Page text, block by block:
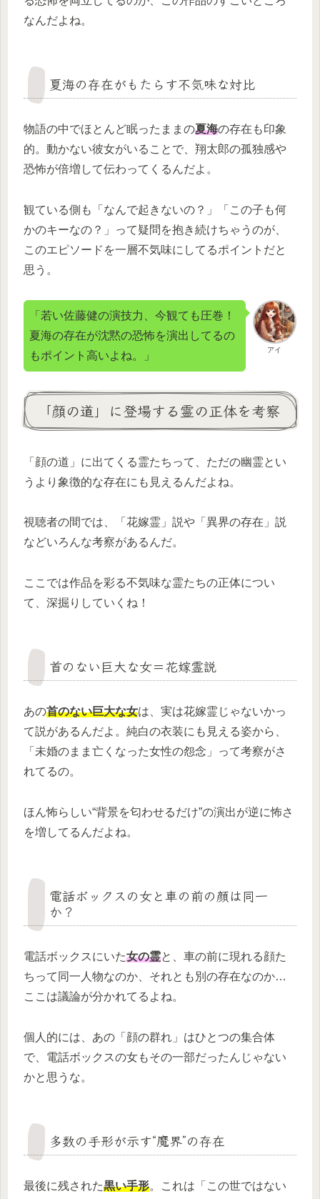
なんだよね。
夏海の存在がもたらす不気味な対比
物語の中でほとんど眠ったままの夏海の存在も印象
的。動かない彼女がいることで、翔太郎の孤独感や
恐怖が倍増して伝わってくるんだよ。
観ている側も「なんで起きないの？」「この子も何
かのキーなの？」って疑問を抱き続けちゃうのが、
このエピソードを一層不気味にしてるポイントだと
思う。
アイ
「若い佐藤健の演技力、今観ても圧巻！
夏海の存在が沈黙の恐怖を演出してるの
もポイント高いよね。」
「顔の道」に登場する霊の正体を考察
「顔の道」に出てくる霊たちって、ただの幽霊とい
うより象徴的な存在にも見えるんだよね。
視聴者の間では、「花嫁霊」説や「異界の存在」説
などいろんな考察があるんだ。
ここでは作品を彩る不気味な霊たちの正体につい
て、深掘りしていくね！
首のない巨大な女＝花嫁霊説
あの首のない巨大な女は、実は花嫁霊じゃないかっ
て説があるんだよ。純白の衣装にも見える姿から、
「未婚のまま亡くなった女性の怨念」って考察がさ
れてるの。
ほん怖らしい“背景を匂わせるだけ”の演出が逆に怖さ
を増してるんだよね。
電話ボックスの女と車の前の顔は同一
か？
電話ボックスにいた女の霊と、車の前に現れる顔た
ちって同一人物なのか、それとも別の存在なのか…
ここは議論が分かれてるよね。
個人的には、あの「顔の群れ」はひとつの集合体
で、電話ボックスの女もその一部だったんじゃない
かと思うな。
多数の手形が示す“魔界”の存在
最後に残された黒い手形。これは「この世ではない